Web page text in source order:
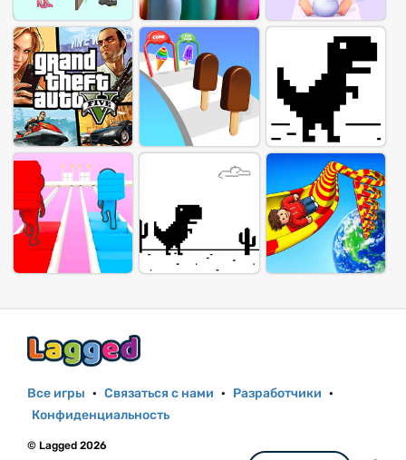
Все игры · Связаться с нами · Разработчики ·
Конфиденциальность
© Lagged 2026